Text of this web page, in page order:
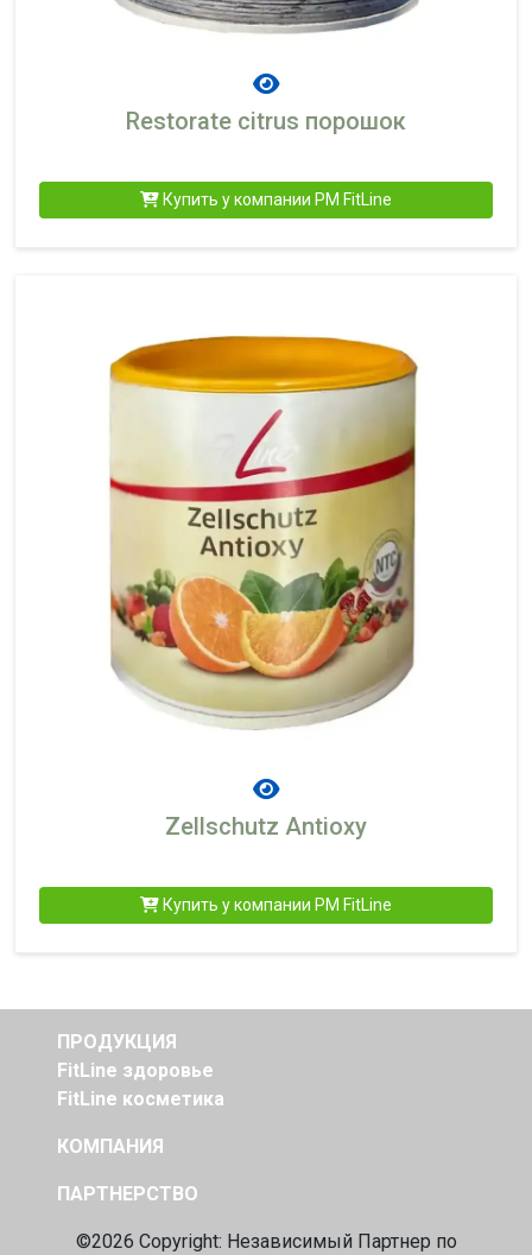
Restorate citrus порошок
Купить у компании PM FitLine
Zellschutz Antioxy
Купить у компании PM FitLine
ПРОДУКЦИЯ
FitLine здоровье
FitLine косметика
КОМПАНИЯ
ПАРТНЕРСТВО
©2026 Copyright: Независимый Партнер по